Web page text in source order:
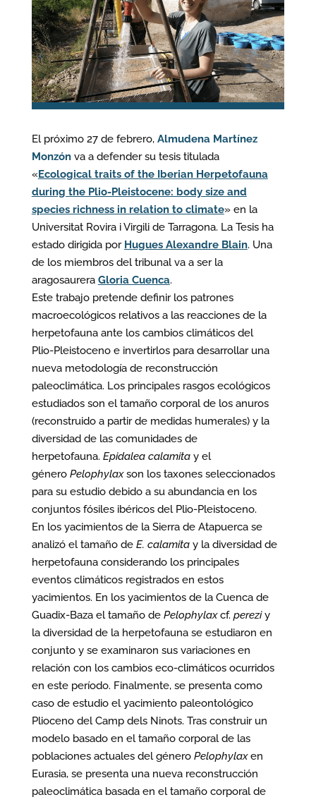
El próximo 27 de febrero, Almudena Martínez
Monzónva a defender su tesis titulada
«Ecological traits of the Iberian Herpetofauna
during the Plio-Pleistocene: body size and
species richness in relation to climate» en la
Universitat Rovira i Virgili de Tarragona. La Tesis ha
estado dirigida por Hugues Alexandre Blain. Una
de los miembros del tribunal va a ser la
aragosaurera Gloria Cuenca.
Este trabajo pretende definir los patrones
macroecológicos relativos a las reacciones de la
herpetofauna ante los cambios climáticos del
Plio-Pleistoceno e invertirlos para desarrollar una
nueva metodología de reconstrucción
paleoclimática. Los principales rasgos ecológicos
estudiados son el tamaño corporal de los anuros
(reconstruido a partir de medidas humerales) y la
diversidad de las comunidades de
herpetofauna. Epidalea calamitay el
género Pelophylaxson los taxones seleccionados
para su estudio debido a su abundancia en los
conjuntos fósiles ibéricos del Plio-Pleistoceno.
En los yacimientos de la Sierra de Atapuerca se
analizó el tamaño de E. calamitay la diversidad de
herpetofauna considerando los principales
eventos climáticos registrados en estos
yacimientos. En los yacimientos de la Cuenca de
Guadix-Baza el tamaño de Pelophylaxcf. pereziy
la diversidad de la herpetofauna se estudiaron en
conjunto y se examinaron sus variaciones en
relación con los cambios eco-climáticos ocurridos
en este período. Finalmente, se presenta como
caso de estudio el yacimiento paleontológico
Plioceno del Camp dels Ninots. Tras construir un
modelo basado en el tamaño corporal de las
poblaciones actuales del género Pelophylaxen
Eurasia, se presenta una nueva reconstrucción
paleoclimática basada en el tamaño corporal de